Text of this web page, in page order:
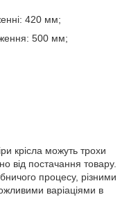
420 мм;
500 мм;
крісла можуть трохи
від постачання товару.
процесу, різними
варіаціями в